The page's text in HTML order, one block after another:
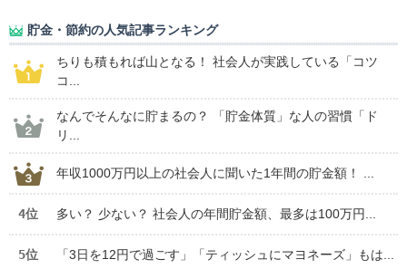
貯金・節約の人気記事ランキング
ちりも積もれば山となる！ 社会人が実践している「コツ
コ...
なんでそんなに貯まるの？ 「貯金体質」な人の習慣「ド
リ...
年収1000万円以上の社会人に聞いた1年間の貯金額！ ...
4位 多い？ 少ない？ 社会人の年間貯金額、最多は100万円...
5位 「3日を12円で過ごす」「ティッシュにマヨネーズ」もは...